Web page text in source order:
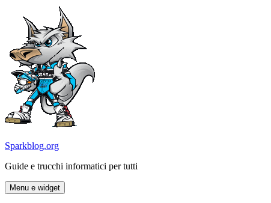
contenuto
Sparkblog.org
Guide e trucchi informatici per tutti
Menu e widget